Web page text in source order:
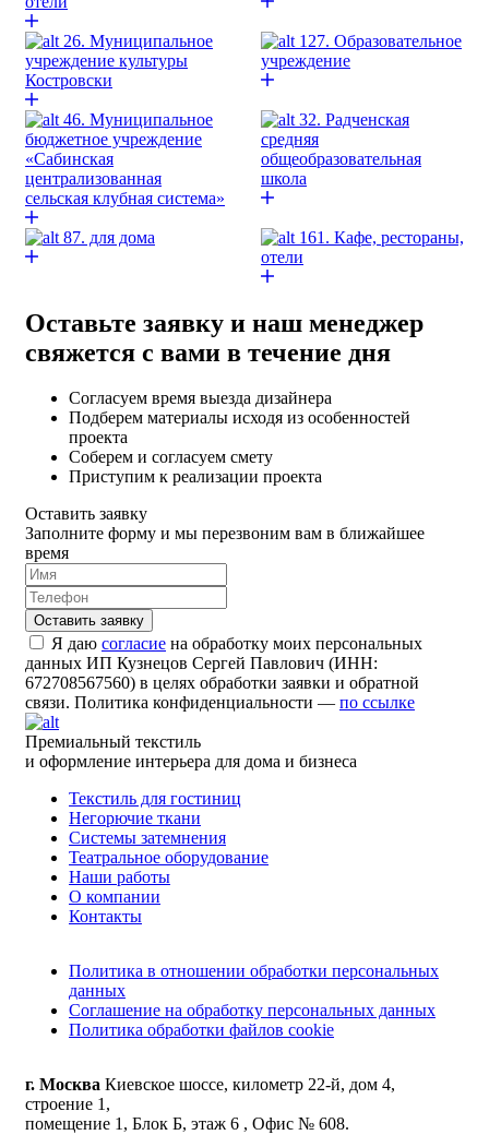
26. Муниципальное
учреждение культуры
Костровски
127. Образовательное
учреждение
46. Муниципальное
бюджетное учреждение
«Сабинская
централизованная
сельская клубная система»
32. Радченская
средняя
общеобразовательная
школа
87. для дома
161. Кафе, рестораны,
отели
Оставьте заявку и наш менеджер
свяжется с вами в течение дня
Согласуем время выезда дизайнера
Подберем материалы исходя из особенностей
проекта
Соберем и согласуем смету
Приступим к реализации проекта
Оставить заявку
Заполните форму и мы перезвоним вам в ближайшее
время
Я даю согласие на обработку моих персональных
данных ИП Кузнецов Сергей Павлович (ИНН:
672708567560) в целях обработки заявки и обратной
связи. Политика конфиденциальности — по ссылке
Премиальный текстиль
и оформление интерьера для дома и бизнеса
Текстиль для гостиниц
Негорючие ткани
Системы затемнения
Театральное оборудование
Наши работы
О компании
Контакты
Политика в отношении обработки персональных
данных
Соглашение на обработку персональных данных
Политика обработки файлов cookie
г. Москва Киевское шоссе, километр 22-й, дом 4,
строение 1,
помещение 1, Блок Б, этаж 6 , Офис № 608.